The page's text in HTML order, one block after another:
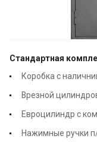
Стандартная
Коробка с
Врезной
Евроцилиндр с
Нажимные ручки